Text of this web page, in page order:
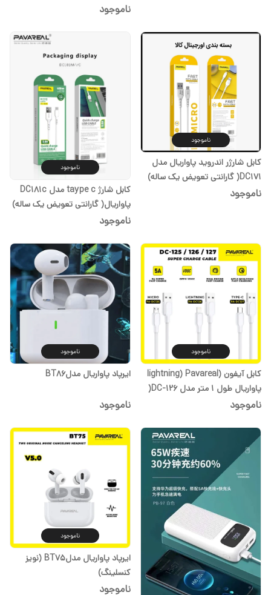
ناموجود
ناموجود
کابل شارژر اندروید پاواریال مدل
DC171( گارانتی تعویض یک ساله)
ناموجود
ناموجود
کابل شارژ taype c مدل DC181c
پاواریال( گارانتی تعویض یک ساله)
ناموجود
ناموجود
کابل آیفون (lightning) Pavareal
پاواریال طول 1 متر مدل DC-126(
گارانتی تعویض یک ساله)
ناموجود
ناموجود
ایرپاد پاواریال مدلBT86
ناموجود
ناموجود
ایرپاد پاواریال مدلBT75 (نویز
کنسلینگ)
ناموجود